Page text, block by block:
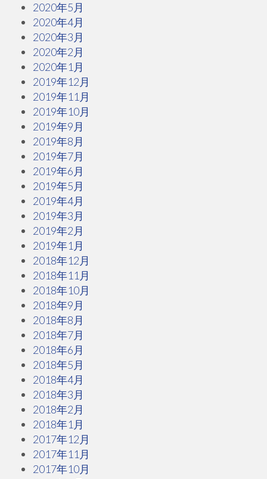
2020年5月
2020年4月
2020年3月
2020年2月
2020年1月
2019年12月
2019年11月
2019年10月
2019年9月
2019年8月
2019年7月
2019年6月
2019年5月
2019年4月
2019年3月
2019年2月
2019年1月
2018年12月
2018年11月
2018年10月
2018年9月
2018年8月
2018年7月
2018年6月
2018年5月
2018年4月
2018年3月
2018年2月
2018年1月
2017年12月
2017年11月
2017年10月